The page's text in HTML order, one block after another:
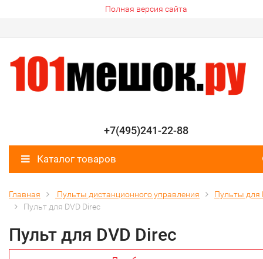
Полная версия сайта
+7(495)241-22-88
Каталог товаров
Главная Пульты дистанционного управления
Пульты для
Пульт для DVD Direc
Пульт для DVD Direc